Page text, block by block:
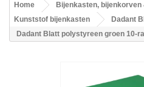
Home
Bijenkasten, bijenkorven
Kunststof bijenkasten
Dadant
Dadant Blatt polystyreen groen 10-